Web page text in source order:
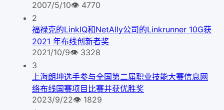
2007/5/10👁 4770
2
福禄克的LinkIQ和NetAlly公司的Linkrunner 10G获
2021 年布线创新者奖
2021/10/9👁 3328
3
上海朗坤选手参与全国第二届职业技能大赛信息网
络布线国赛项目比赛并获优胜奖
2023/9/22👁 1829